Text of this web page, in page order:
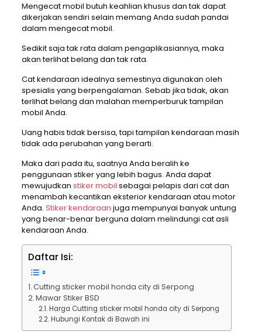
Mengecat mobil butuh keahlian khusus dan tak dapat
dikerjakan sendiri selain memang Anda sudah pandai
dalam mengecat mobil.
Sedikit saja tak rata dalam pengaplikasiannya, maka
akan terlihat belang dan tak rata.
Cat kendaraan idealnya semestinya digunakan oleh
spesialis yang berpengalaman. Sebab jika tidak, akan
terlihat belang dan malahan memperburuk tampilan
mobil Anda.
Uang habis tidak bersisa, tapi tampilan kendaraan masih
tidak ada perubahan yang berarti.
Maka dari pada itu, saatnya Anda beralih ke
penggunaan stiker yang lebih bagus. Anda dapat
mewujudkan stiker mobil sebagai pelapis dari cat dan
menambah kecantikan eksterior kendaraan atau motor
Anda. Stiker kendaraan juga mempunyai banyak untung
yang benar-benar berguna dalam melindungi cat asli
kendaraan Anda.
Daftar Isi:
Cutting sticker mobil honda city di Serpong
Mawar Stiker BSD
Harga Cutting sticker mobil honda city di Serpong
Hubungi Kontak di Bawah ini